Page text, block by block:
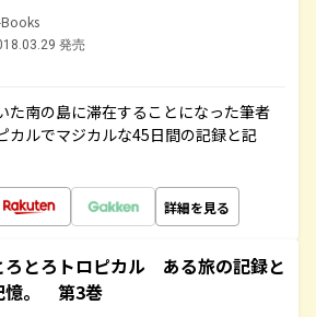
発売
た南の島に滞在することになった筆者
カルでマジカルな45日間の記録と記
詳細を見る
ろとろトロピカル ある旅の記録と
憶。 第3巻